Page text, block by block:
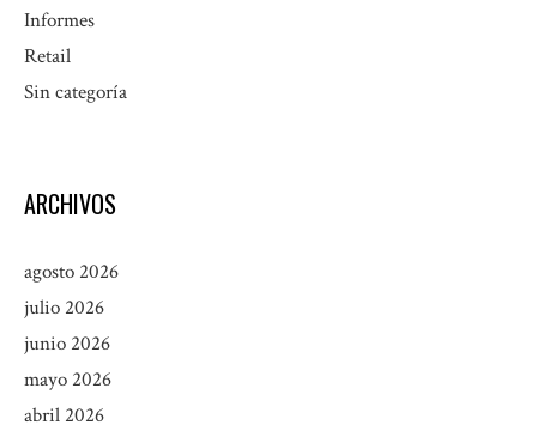
Informes
Retail
Sin categoría
ARCHIVOS
agosto 2026
julio 2026
junio 2026
mayo 2026
abril 2026